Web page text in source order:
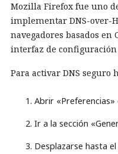
Mozilla Firefox fue uno
implementar DNS-over-
navegadores basados
interfaz de configuración
Para activar DNS seguro
Abrir «Preferencias»
Ir a la sección
Desplazarse hasta